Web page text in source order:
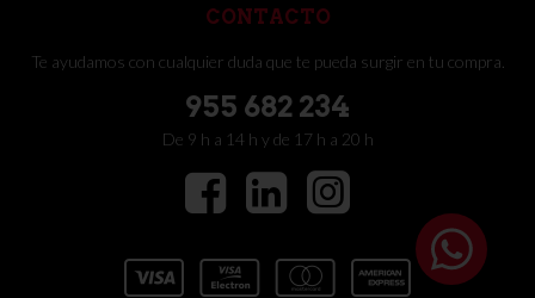
CONTACTO
Te ayudamos con cualquier duda que te pueda surgir en tu compra.
955 682 234
De 9 h a 14 h y de 17 h a 20 h